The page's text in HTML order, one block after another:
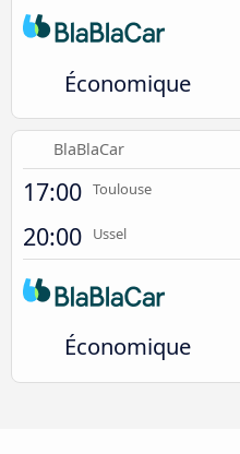
Économique
BlaBlaCar
17:00 Toulouse
20:00 Ussel
Économique